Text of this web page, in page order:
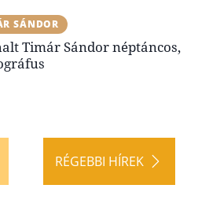
SÁNDOR
Timár Sándor néptáncos,
RÉGEBBI HÍREK